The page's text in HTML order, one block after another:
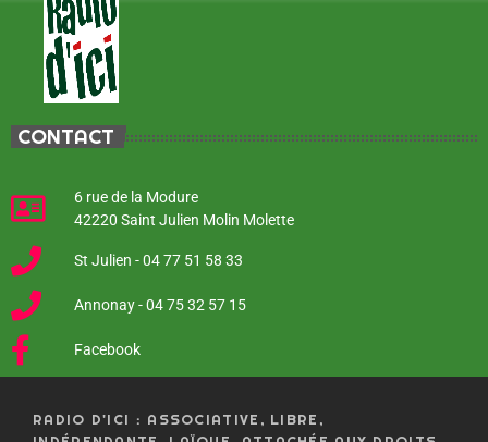
CONTACT
6 rue de la Modure
42220 Saint Julien Molin Molette
St Julien - 04 77 51 58 33
Annonay - 04 75 32 57 15
Facebook
RADIO D'ICI : ASSOCIATIVE, LIBRE,